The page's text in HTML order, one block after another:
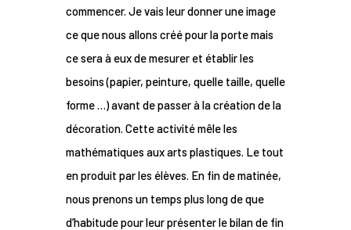
commencer. Je vais leur donner une image
ce que nous allons créé pour la porte mais
ce sera à eux de mesurer et établir les
besoins (papier, peinture, quelle taille, quelle
forme …) avant de passer à la création de la
décoration. Cette activité mêle les
mathématiques aux arts plastiques. Le tout
en produit par les élèves. En fin de matinée,
nous prenons un temps plus long de que
d’habitude pour leur présenter le bilan de fin